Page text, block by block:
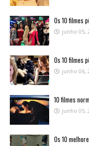
Os 10 filmes
junho 05,
Os 10 filmes
junho 06,
10 filmes
junho 05,
Os 10